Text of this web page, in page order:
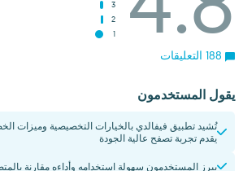
3
2
1
يقول المستخدمون
تُشيد تطبيق فيفالدي بالخيارات التخصيصية وميزات
يقدم تجربة تصفح عالية الجودة
يبرز المستخدمون سهولة استخدامه وأداءه مقارنة